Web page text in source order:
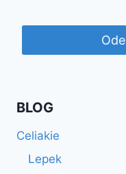
BLOG
Celiakie
Lepek